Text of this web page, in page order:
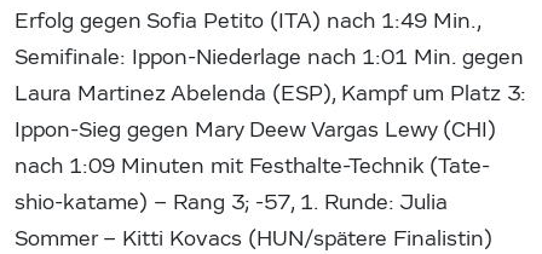
Erfolg gegen Sofia Petito (ITA) nach 1:49 Min.,
Semifinale: Ippon-Niederlage nach 1:01 Min. gegen
Laura Martinez Abelenda (ESP), Kampf um Platz 3:
Ippon-Sieg gegen Mary Deew Vargas Lewy (CHI)
nach 1:09 Minuten mit Festhalte-Technik (Tate-
shio-katame) – Rang 3; -57, 1. Runde: Julia
Sommer – Kitti Kovacs (HUN/spätere Finalistin)